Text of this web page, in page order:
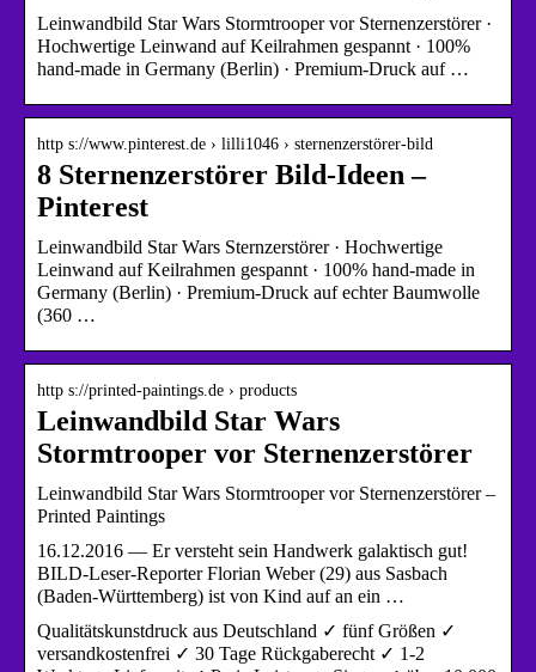
Leinwandbild Star Wars Stormtrooper vor Sternenzerstörer ·
Hochwertige Leinwand auf Keilrahmen gespannt · 100%
hand-made in Germany (Berlin) · Premium-Druck auf …
http s://www.pinterest.de › lilli1046 › sternenzerstörer-bild
8 Sternenzerstörer Bild-Ideen –
Pinterest
Leinwandbild Star Wars Sternzerstörer · Hochwertige
Leinwand auf Keilrahmen gespannt · 100% hand-made in
Germany (Berlin) · Premium-Druck auf echter Baumwolle
(360 …
http s://printed-paintings.de › products
Leinwandbild Star Wars
Stormtrooper vor Sternenzerstörer
Leinwandbild Star Wars Stormtrooper vor Sternenzerstörer –
Printed Paintings
16.12.2016 — Er versteht sein Handwerk galaktisch gut!
BILD-Leser-Reporter Florian Weber (29) aus Sasbach
(Baden-Württemberg) ist von Kind auf an ein …
Qualitätskunstdruck aus Deutschland ✓ fünf Größen ✓
versandkostenfrei ✓ 30 Tage Rückgaberecht ✓ 1-2